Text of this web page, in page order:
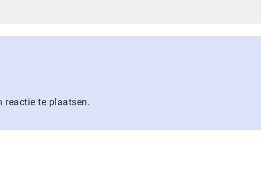
reactie te plaatsen.